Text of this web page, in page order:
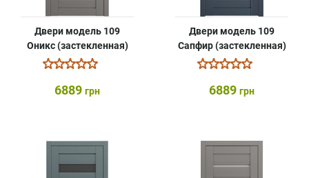
Двери модель 109
Оникс (застекленная)
6889 грн
Двери модель 109
Сапфир (застекленная)
6889 грн